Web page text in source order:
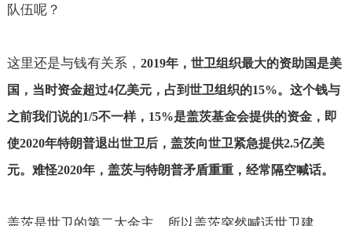
队伍呢？
这里还是与钱有关系， 2019年，世卫组织最大的资助国是美
国，当时资金超过4亿美元，占到世卫组织的15%。这个钱与
之前我们说的1/5不一样， 15%是盖茨基金会提供的资金，即
使2020年特朗普退出世卫后，盖茨向世卫紧急提供2.5亿美
元。难怪2020年，盖茨与特朗普矛盾重重，经常隔空喊话。